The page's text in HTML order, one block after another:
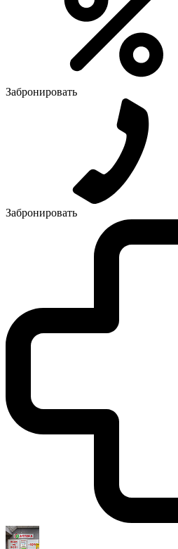
Забронировать
Забронировать